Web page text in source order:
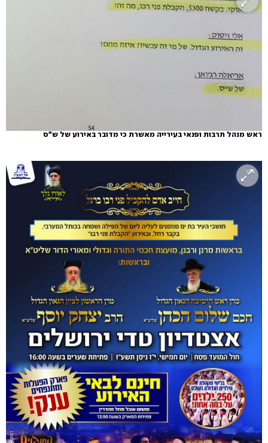
ראש מנהל תרבות ופנאי בעירייה מאשרת כי מדובר באירוע של ש"ס